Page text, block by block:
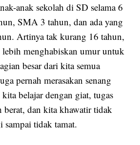
anak sekolah di SD selama 6
SMA 3 tahun, dan ada yang
Artinya tak kurang 16 tahun,
lebih menghabiskan umur untuk
besar dari kita semua
pernah merasakan senang
belajar dengan giat, tugas
berat, dan kita khawatir tidak
sampai tidak tamat.